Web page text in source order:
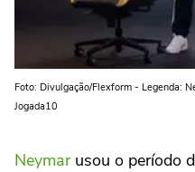
Foto: Divulgação/Flexform - Legenda:
Jogada10
Neymarusou o período